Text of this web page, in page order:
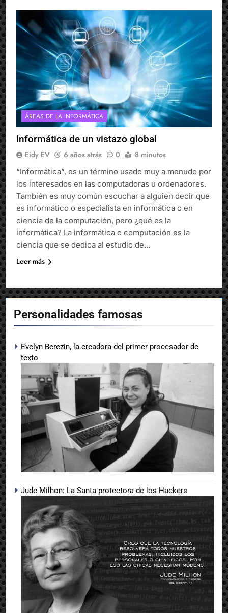
Personalidades famosas
Evelyn Berezin, la creadora del primer procesador de
texto
Jude Milhon: La Santa protectora de los Hackers
ÁREAS DE LA INFORMÁTICA
Informática de un vistazo global
Eidy EV 6 años atrás 0 8 minutos
“Informática”, es un término usado muy a menudo por
los interesados en las computadoras u ordenadores.
También es muy común escuchar a alguien decir que
es informático o especialista en informática o en
ciencia de la computación, pero ¿qué es la
informática? La informática o computación es la
ciencia que se dedica al estudio de…
Leer más